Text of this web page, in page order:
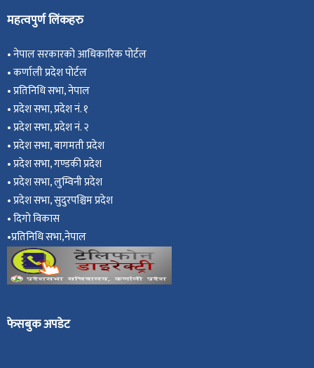
महत्वपुर्ण लिंकहरु
•नेपाल सरकारको आधिकारिक पोर्टल
•कर्णाली प्रदेश पोर्टल
•प्रतिनिधि सभा, नेपाल
•प्रदेश सभा, प्रदेश नं. १
•प्रदेश सभा, प्रदेश नं. २
•प्रदेश सभा, बागमती प्रदेश
•प्रदेश सभा, गण्डकी प्रदेश
•प्रदेश सभा, लुम्विनी प्रदेश
•प्रदेश सभा, सुदुरपश्चिम प्रदेश
•दिगो विकास
•प्रतिनिधि सभा,नेपाल
फेसबुक अपडेट